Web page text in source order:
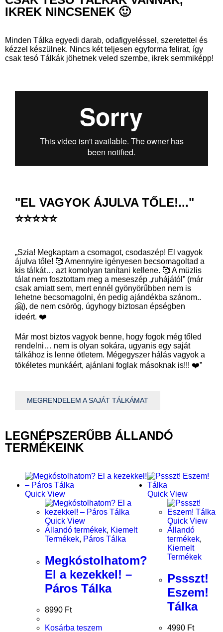
IKREK NINCSENEK 🙂
Minden Tálka egyedi darab, odafigyeléssel, szeretettel és
kézzel készülnek. Nincs két teljesen egyforma felirat, így
csak tesó Tálkák jöhetnek veled szembe, ikrek semmiképp!
"EL VAGYOK ÁJULVA TŐLE!..."
⭐⭐⭐⭐⭐
„Szia! Megkaptam a csomagot, csodaszép! El vagyok
ájulva tőle! 🥰 Amennyire igényesen becsomagoltad a
kis tálkát… azt komolyan tanítani kellene. 🥰 A müzlis
tálat nem fosztottam meg a meseszép „ruhájától” (már
csak amiatt sem, mert ennél gyönyörűbben nem is
lehetne becsomagolni, én pedig ajándékba szánom..
🤗), de nem csörög, úgyhogy biztosan épségben
ideért. ❤️
Már most biztos vagyok benne, hogy fogok még tőled
rendelni… nem is olyan sokára, ugyanis egy saját
tálkához is lenne ötletem. Mégegyszer hálás vagyok a
tökéletes munkáért, ajánlani foglak másoknak is!!! ❤️”
MEGRENDELEM A SAJÁT TÁLKÁMAT
LEGNÉPSZERŰBB ÁLLANDÓ
TERMÉKEINK
Quick View
Quick View
Állandó termékek, Kiemelt
Termékek, Páros Tálka
Megkóstolhatom?
El a kezekkel! –
Páros Tálka
8990 Ft
Kosárba teszem
Quick View
Quick View
Állandó
termékek,
Kiemelt
Termékek
Pssszt!
Eszem!
Tálka
4990 Ft